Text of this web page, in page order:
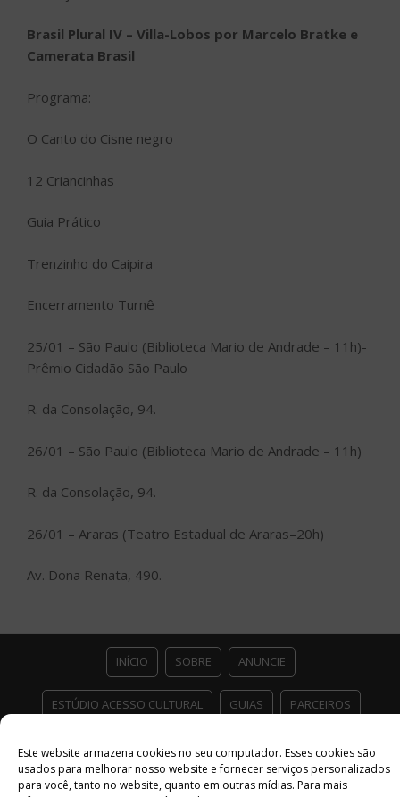
Este website armazena cookies no seu computador. Esses cookies são
usados ​​para melhorar nosso website e fornecer serviços personalizados
para você, tanto no website, quanto em outras mídias. Para mais
Brasil Plural IV – Villa-Lobos por Marcelo Bratke e
Camerata Brasil
Programa:
O Canto do Cisne negro
12 Criancinhas
Guia Prático
Trenzinho do Caipira
Encerramento Turnê
25/01 – São Paulo (Biblioteca Mario de Andrade – 11h)-
Prêmio Cidadão São Paulo
R. da Consolação, 94.
26/01 – São Paulo (Biblioteca Mario de Andrade – 11h)
R. da Consolação, 94.
26/01 – Araras (Teatro Estadual de Araras–20h)
Av. Dona Renata, 490.
INÍCIO SOBRE ANUNCIE
ESTÚDIO ACESSO CULTURAL GUIAS PARCEIROS
CONTATO POLÍTICA DE PRIVACIDADE
Facebook
TwitterInstagram
Youtube